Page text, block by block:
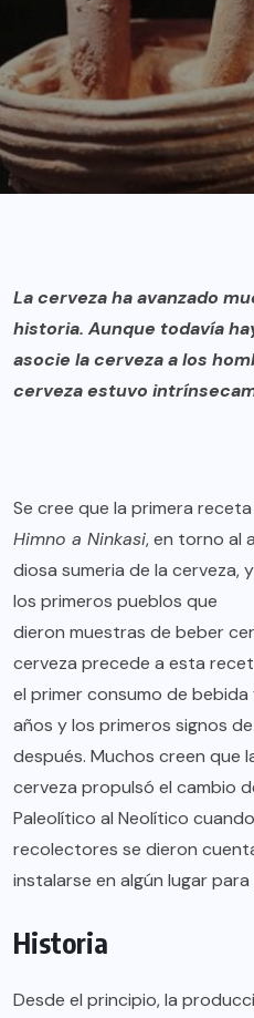
La cerveza ha avanzado
historia. Aunque todavía
asocie la cerveza a los
cerveza estuvo
Se cree que la primera
Himno a Ninkasi, en torno al
diosa sumeria de la cerveza,
los primeros pueblos que
dieron muestras de beber
cerveza precede a esta
el primer consumo de
años y los primeros signos
después. Muchos creen que
cerveza propulsó el cambio
Paleolítico al Neolítico
recolectores se dieron
instalarse en algún lugar
Historia
Desde el principio, la